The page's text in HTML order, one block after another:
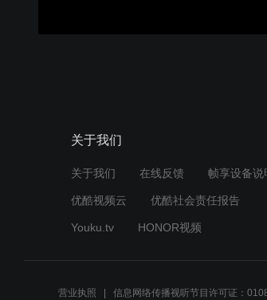
关于我们
关于我们 在线反馈 帧享设备说
优酷视频云 优酷社会责任报告
Youku.tv HONOR视频
营业执照 信息网络传播视听节目许可证：